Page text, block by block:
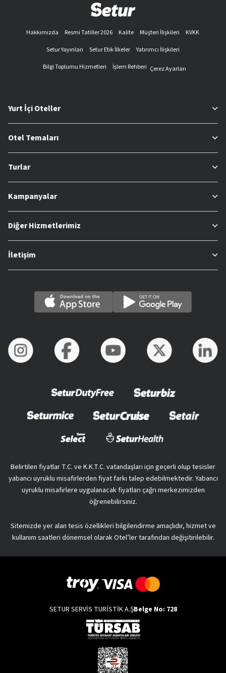
Hakkımızda Resmi Tatiller 2026 Kalite Müşteri İlişkileri
KVKK
Setur Yayınları
Setur Etik İlkeler
Yatırımcı İlişkileri
Bilgi Toplumu Hizmetleri
İşlem Rehberi Çerez Ayarları
Yurt İçi Oteller
Otel Temaları
Turlar
Kampanyalar
Diğer Hizmetlerimiz
İletişim
Belirtilen fiyatlar T.C. ve K.K.T.C. vatandaşları için geçerli olup tesisler
yabancı uyruklu misafirlerden fiyat farkı talep edebilmektedir. Yabancı
uyruklu misafirlere uygulanacak fiyatları çağrı merkezimizden
öğrenebilirsiniz.
Sitemizde yer alan tesis özellikleri bilgilendirme amaçlıdır, hizmet ve
kullanım saatleri dönemsel olarak Otel’ler tarafından değişitirilebilir.
SETUR SERVİS TURİSTİK A.ŞBelge No: 728